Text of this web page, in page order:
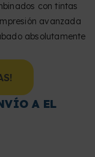
con tintas
avanzada
absolutamente
A EL